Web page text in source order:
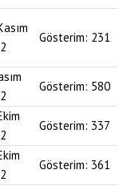
Gösterim: 231
Gösterim: 580
Gösterim: 337
Gösterim: 361